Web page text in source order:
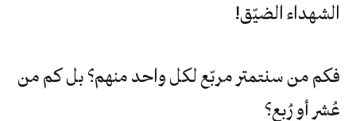
‬الشهداء‮ ‬الضيّق‮!‬
فكم‮ ‬من‮ ‬سنتمتر‮ ‬مربّع‮ ‬لكل‮ ‬واحد‮ ‬منهم؟‮ ‬بل‮ ‬كم‮ ‬من‮
‬عُشر‮ ‬أو‮ ‬رُبع؟